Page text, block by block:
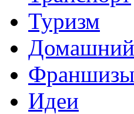
Туризм
Домашний
Франшизы
Идеи